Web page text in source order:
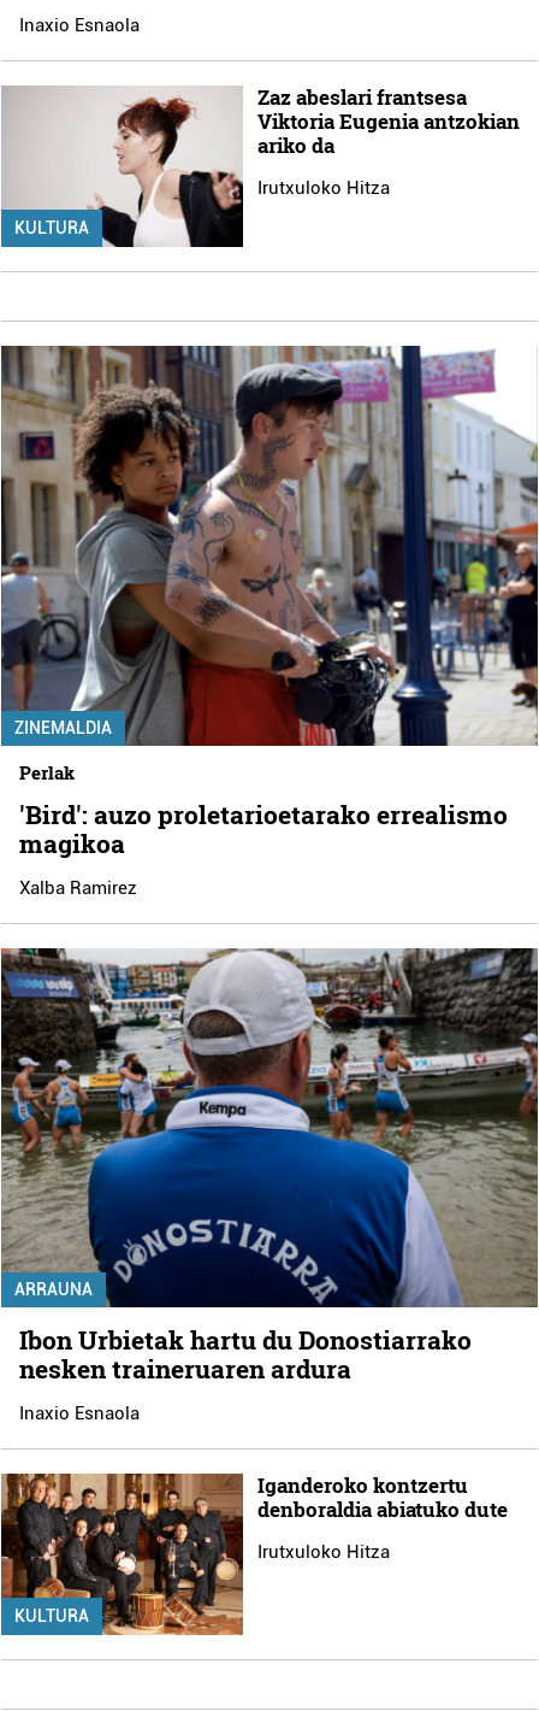
Inaxio Esnaola
KULTURA
Zaz abeslari frantsesa
Viktoria Eugenia antzokian
ariko da
Irutxuloko Hitza
ZINEMALDIA
Perlak
'Bird': auzo proletarioetarako errealismo
magikoa
Xalba Ramirez
ARRAUNA
Ibon Urbietak hartu du Donostiarrako
nesken traineruaren ardura
Inaxio Esnaola
KULTURA
Iganderoko kontzertu
denboraldia abiatuko dute
Irutxuloko Hitza